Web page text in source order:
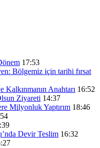
17:53
Bölgemiz için tarihi fırsat
Anahtarı 16:52
Ziyareti 14:37
Milyonluk Yaptırım 18:46
Devir Teslim 16:32